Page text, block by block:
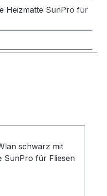
Heizmatte SunPro für